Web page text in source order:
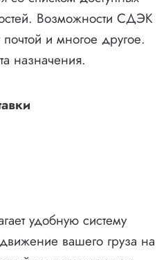
Возможности СДЭК
почтой и многое другое.
назначения.
удобную систему
вашего груза на